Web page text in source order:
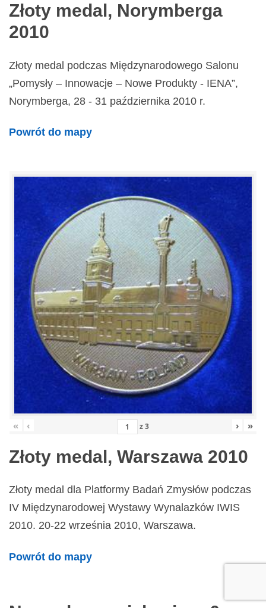
Złoty medal, Norymberga
2010
Złoty medal podczas Międzynarodowego Salonu
„Pomysły – Innowacje – Nowe Produkty - IENA”,
Norymberga, 28 - 31 października 2010 r.
Powrót do mapy
« ‹ z3 › »
Złoty medal, Warszawa 2010
Złoty medal dla Platformy Badań Zmysłów podczas
IV Międzynarodowej Wystawy Wynalazków IWIS
2010. 20-22 września 2010, Warszawa.
Powrót do mapy